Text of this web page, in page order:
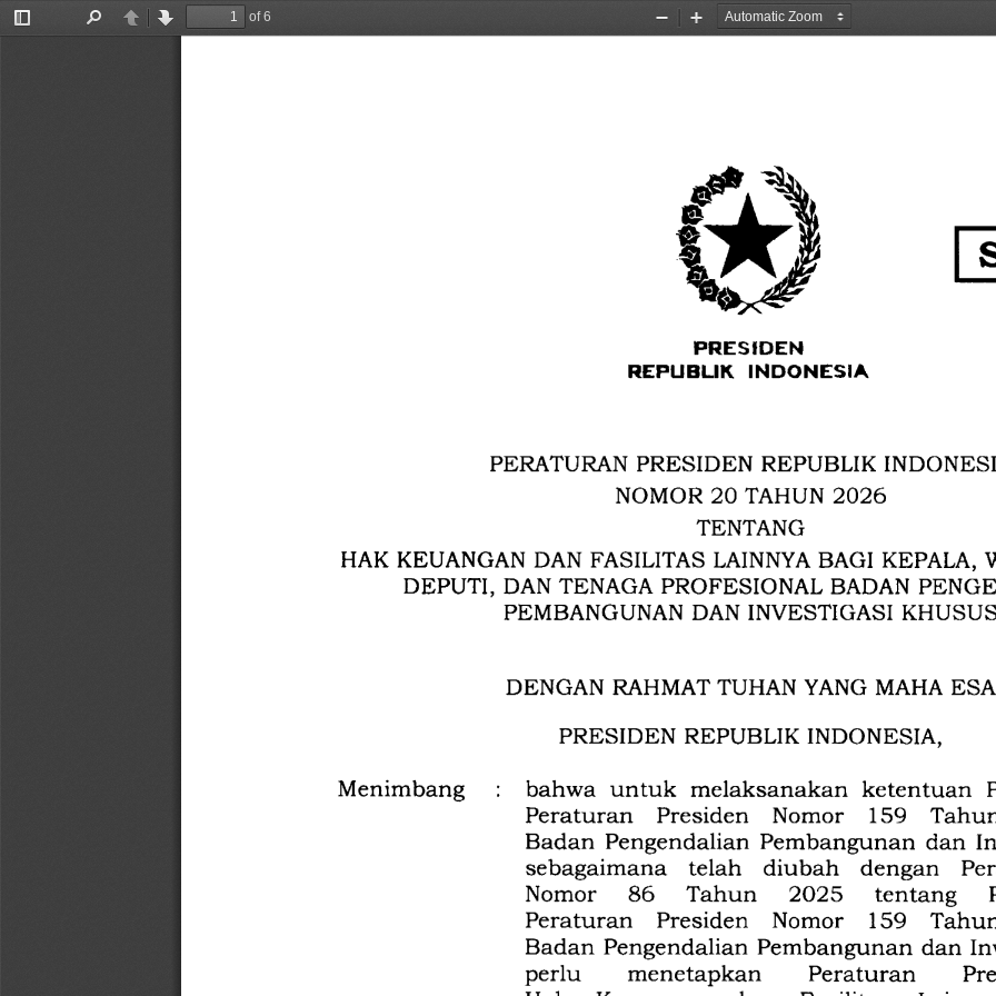
Toggle
PreviousNext
of 6
Zoom
Zoom
Itl-#ItlEll
REP1IBUK INDONESIA
PERATURAN PRESIDEN REPUBLIK
NOMOR 20 TAHUN 2026
TENTANG
HAK KEUANGAN DAN FASILITAS LAINI{YA BAGI KEPALE.,
DEPUTI, DAN TENAGA PROFESIONAL BADAN
PEMBANGUNAN DAN II.IVESTIGASI KHUSUS
DENGAN RAHMATTUHAN YANG MAHA ESA
PRESIDEN REPUBLIK INDONESIA,
Menimbang bahwa untuk melaksanakan ketentuan
Peraturan Presiden Nomor 159
Badan Pengendalian Pembangunan dan
sebagaimana
telah diubah dengan
Nomor 86 Tahun 2025 tentang
Peraturan Presiden Nomor 159
Badan Pengendalian Pembangunan dan
perlu menetapkan Peraturan